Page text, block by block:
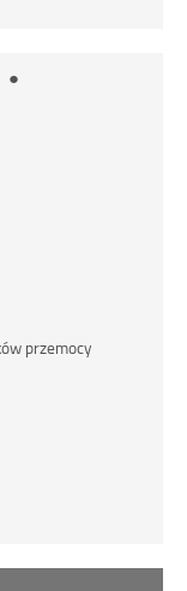
przemocy